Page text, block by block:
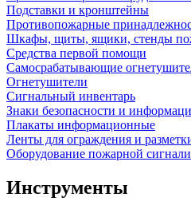
Подставки и кронштейны
Противопожарные
Шкафы, щиты, ящики, стенды
Средства первой помощи
Самосрабатывающие
Огнетушители
Сигнальный инвентарь
Знаки безопасности и
Плакаты информационные
Ленты для ограждения и
Оборудование пожарной
Инструменты